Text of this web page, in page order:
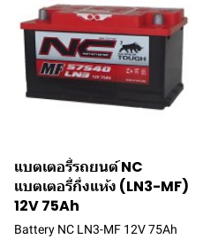
แบตเตอรี่รถยนต์ NC
แบตเตอรี่กึ่งแห้ง (LN3-MF)
12V 75Ah
Battery NC LN3-MF 12V 75Ah